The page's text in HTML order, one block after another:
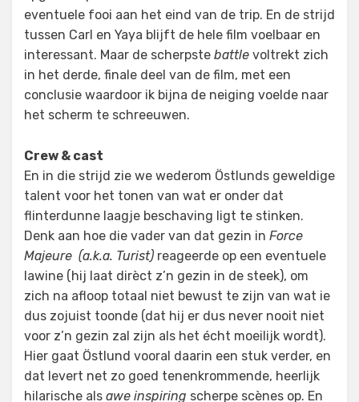
eventuele fooi aan het eind van de trip. En de strijd
tussen Carl en Yaya blijft de hele film voelbaar en
interessant. Maar de scherpste battle voltrekt zich
in het derde, finale deel van de film, met een
conclusie waardoor ik bijna de neiging voelde naar
het scherm te schreeuwen.
Crew & cast
En in die strijd zie we wederom Östlunds geweldige
talent voor het tonen van wat er onder dat
flinterdunne laagje beschaving ligt te stinken.
Denk aan hoe die vader van dat gezin in Force
Majeure (a.k.a. Turist) reageerde op een eventuele
lawine (hij laat dirèct z’n gezin in de steek), om
zich na afloop totaal niet bewust te zijn van wat ie
dus zojuist toonde (dat hij er dus never nooit niet
voor z’n gezin zal zijn als het écht moeilijk wordt).
Hier gaat Östlund vooral daarin een stuk verder, en
dat levert net zo goed tenenkrommende, heerlijk
hilarische als awe inspiring scherpe scènes op. En